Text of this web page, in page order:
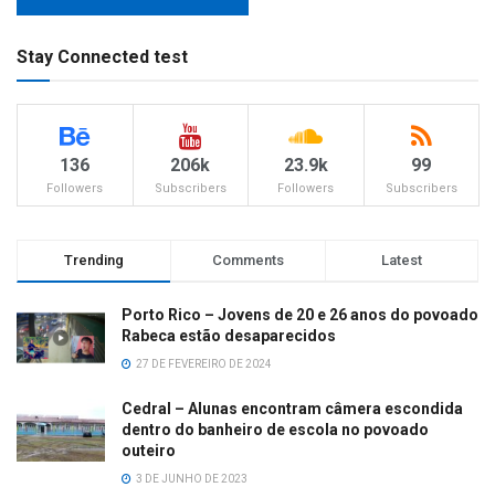
Stay Connected test
136
Followers
206k
Subscribers
23.9k
Followers
99
Subscribers
Trending Comments Latest
Porto Rico – Jovens de 20 e 26 anos do povoado
Rabeca estão desaparecidos
27 DE FEVEREIRO DE 2024
Cedral – Alunas encontram câmera escondida
dentro do banheiro de escola no povoado
outeiro
3 DE JUNHO DE 2023